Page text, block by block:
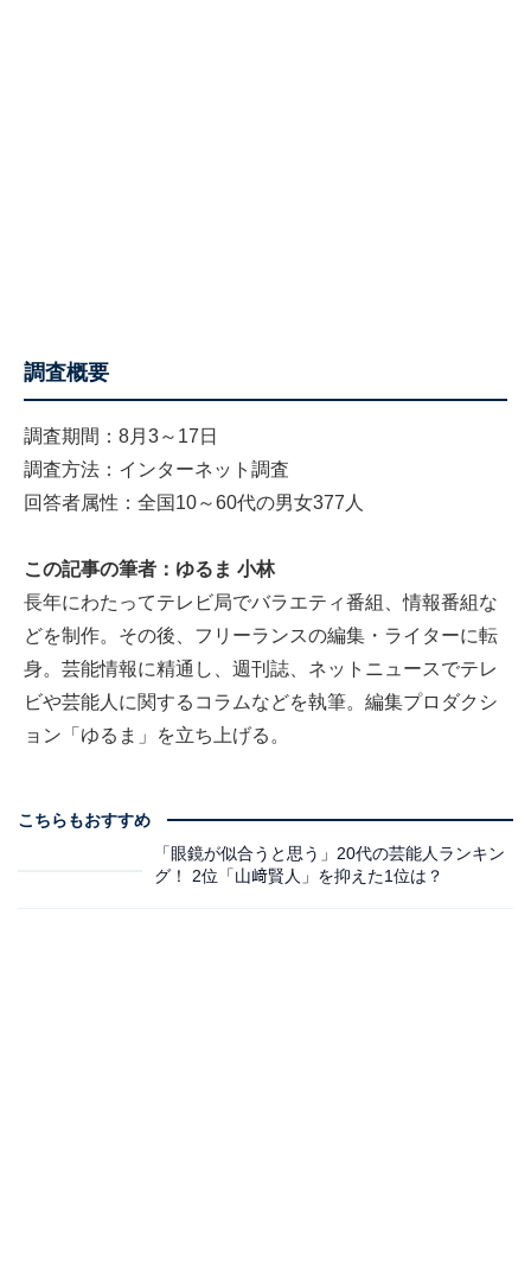
調査概要
調査期間：8月3～17日
調査方法：インターネット調査
回答者属性：全国10～60代の男女377人
この記事の筆者：ゆるま 小林
長年にわたってテレビ局でバラエティ番組、情報番組な
どを制作。その後、フリーランスの編集・ライターに転
身。芸能情報に精通し、週刊誌、ネットニュースでテレ
ビや芸能人に関するコラムなどを執筆。編集プロダクシ
ョン「ゆるま」を立ち上げる。
こちらもおすすめ
「眼鏡が似合うと思う」20代の芸能人ランキン
グ！ 2位「山﨑賢人」を抑えた1位は？